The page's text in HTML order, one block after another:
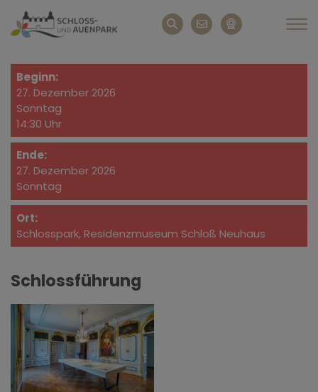
Beginn:
27. Dezember 2026
Sonntag
14:30 Uhr
Ende:
27. Dezember 2026
Sonntag
Ort:
Schlosspark, Residenzmuseum Schloß Neuhaus
Schlossführung